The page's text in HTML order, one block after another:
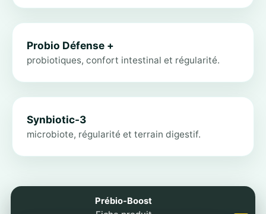
Probio Défense +
probiotiques, confort intestinal et régularité.
Synbiotic-3
microbiote, régularité et terrain digestif.
Prébio-Boost